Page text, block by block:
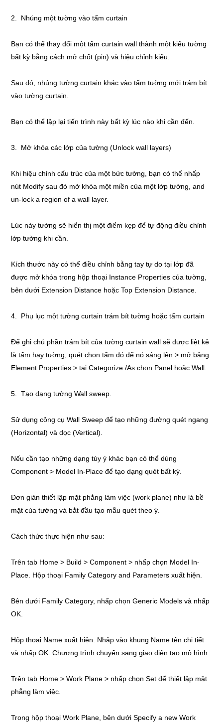
2. Nhúng một tường vào tấm curtain
Bạn có thể thay đổi một tấm curtain wall thành một kiểu tường
bất kỳ bằng cách mở chốt (pin) và hiệu chỉnh kiểu.
Sau đó, nhúng tường curtain khác vào tấm tường mới trám bít
vào tường curtain.
Bạn có thể lập lại tiến trình này bất kỳ lúc nào khi cần đến.
3. Mở khóa các lớp của tường (Unlock wall layers)
Khi hiệu chỉnh cấu trúc của một bức tường, bạn có thể nhấp
nút Modify sau đó mở khóa một miền của một lớp tường, and
un-lock a region of a wall layer.
Lúc này tường sẽ hiển thị một điểm kẹp để tự động điều chỉnh
lớp tường khi cần.
Kích thước này có thể điều chỉnh bằng tay tự do tại lớp đã
được mở khóa trong hộp thoại Instance Properties của tường,
bên dưới Extension Distance hoặc Top Extension Distance.
4. Phụ lục một tường curtain trám bít tường hoặc tấm curtain
Để ghi chú phần trám bít của tường curtain wall sẽ được liệt kê
là tấm hay tường, quét chọn tấm đó để nó sáng lên > mở bảng
Element Properties > tại Categorize /As chọn Panel hoặc Wall.
5. Tạo dạng tường Wall sweep.
Sử dụng công cụ Wall Sweep để tạo những đường quét ngang
(Horizontal) và dọc (Vertical).
Nếu cần tạo những dạng tùy ý khác bạn có thể dùng
Component > Model In-Place để tạo dạng quét bất kỳ.
Đơn giản thiết lập mặt phẳng làm việc (work plane) như là bề
mặt của tường và bắt đầu tạo mẫu quét theo ý.
Cách thức thực hiện như sau:
Trên tab Home > Build > Component > nhấp chọn Model In-
Place. Hộp thoại Family Category and Parameters xuất hiện.
Bên dưới Family Category, nhấp chọn Generic Models và nhấp
OK.
Hộp thoại Name xuất hiện. Nhập vào khung Name tên chi tiết
và nhấp OK. Chương trình chuyển sang giao diện tạo mô hình.
Trên tab Home > Work Plane > nhấp chọn Set để thiết lập mặt
phẳng làm việc.
Trong hộp thoại Work Plane, bên dưới Specify a new Work